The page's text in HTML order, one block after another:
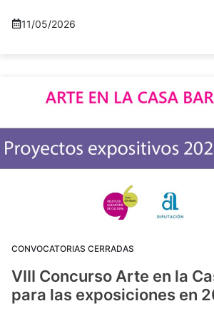
11/05/2026
CONVOCATORIAS CERRADAS
VIII Concurso Arte en la
para las exposiciones en